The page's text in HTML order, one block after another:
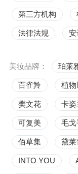
第三方机构
法律法规 安
美妆品牌： 珀莱
百雀羚 植物
樊文花 卡姿
可复美 毛戈
佰草集 黛莱
INTO YOU